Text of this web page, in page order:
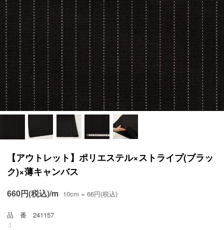
【アウトレット】ポリエステル×ストライプ(ブラッ
ク)×薄キャンバス
660円(税込)/m 10cm = 66円(税込)
品 番
：
241157